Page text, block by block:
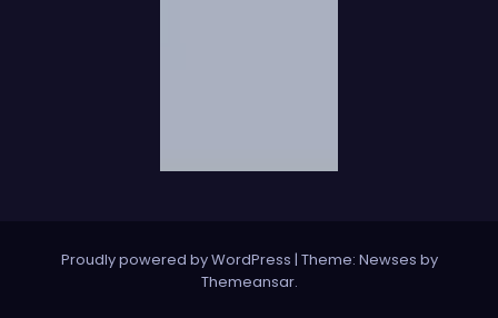
Proudly powered by WordPress | Theme: Newses by
Themeansar.